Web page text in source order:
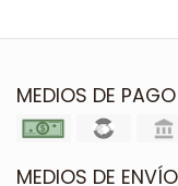
MEDIOS DE PAGO
MEDIOS DE ENVÍO